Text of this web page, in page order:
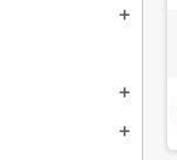
add
add
add